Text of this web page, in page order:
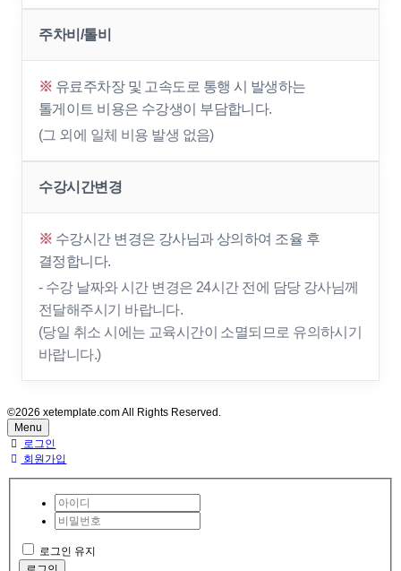
주차비/톨비
※ 유료주차장 및 고속도로 통행 시 발생하는
톨게이트 비용은 수강생이 부담합니다.
(그 외에 일체 비용 발생 없음)
수강시간변경
※ 수강시간 변경은 강사님과 상의하여 조율 후
결정합니다.
- 수강 날짜와 시간 변경은 24시간 전에 담당 강사님께
전달해주시기 바랍니다.
(당일 취소 시에는 교육시간이 소멸되므로 유의하시기
바랍니다.)
©2026 xetemplate.com All Rights Reserved.
Menu
로그인
회원가입
로그인 유지